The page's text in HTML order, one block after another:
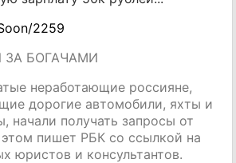
2259
БОГАЧАМИ
неработающие россияне,
дорогие автомобили, яхты и
начали получать запросы от
пишет РБК со ссылкой на
юристов и консультантов.